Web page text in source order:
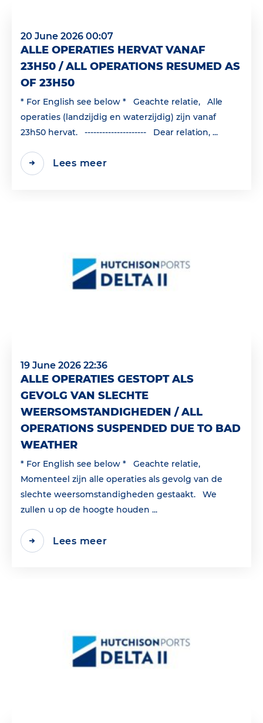
20 June 2026 00:07
ALLE OPERATIES HERVAT VANAF
23H50 / ALL OPERATIONS RESUMED AS
OF 23H50
* For English see below * Geachte relatie, Alle
operaties (landzijdig en waterzijdig) zijn vanaf
23h50 hervat. --------------------- Dear relation, ...
Lees meer
19 June 2026 22:36
ALLE OPERATIES GESTOPT ALS
GEVOLG VAN SLECHTE
WEERSOMSTANDIGHEDEN / ALL
OPERATIONS SUSPENDED DUE TO BAD
WEATHER
* For English see below * Geachte relatie,
Momenteel zijn alle operaties als gevolg van de
slechte weersomstandigheden gestaakt. We
zullen u op de hoogte houden ...
Lees meer